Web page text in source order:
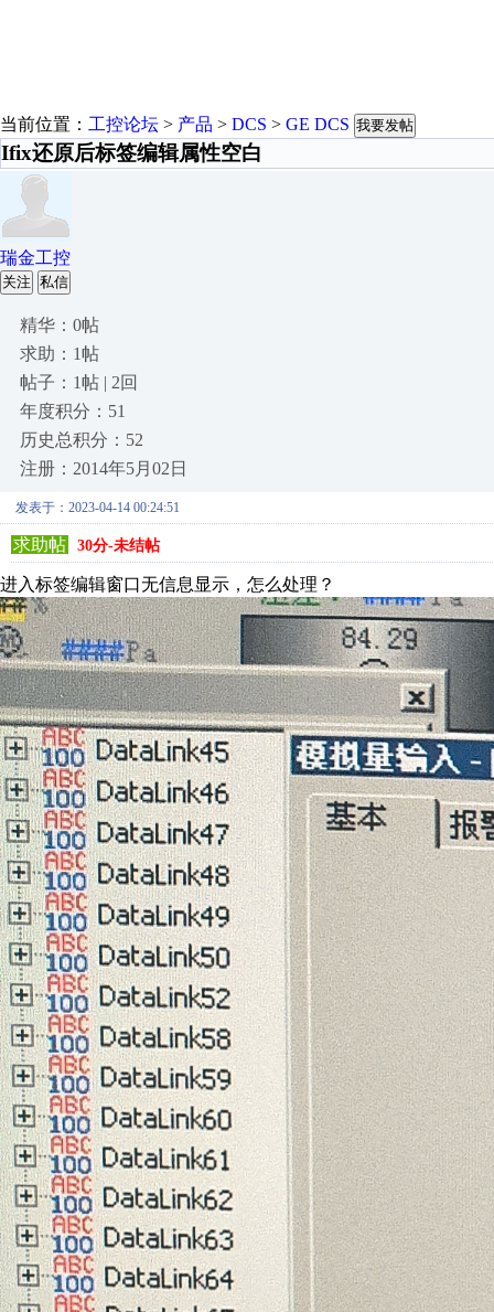
当前位置： 工控论坛 > 产品 > DCS > GE DCS 我要发帖
Ifix还原后标签编辑属性空白
瑞金工控
关注 私信
精华：0帖
求助：1帖
帖子：1帖 | 2回
年度积分：51
历史总积分：52
注册：2014年5月02日
发表于：2023-04-14 00:24:51
求助帖 30分-未结帖
进入标签编辑窗口无信息显示，怎么处理？